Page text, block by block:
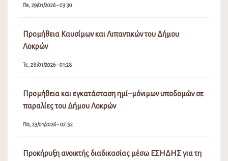
Πε, 29/01/2026 - 03:30
Προμήθεια Καυσίμων και Λιπαντικών του Δήμου
Λοκρών
Τε, 28/01/2026 - 01:28
Προμήθεια και εγκατάσταση ημί–μόνιμων υποδομών σε
παραλίες του Δήμου Λοκρών
Πα, 23/01/2026 - 02:52
Προκήρυξη ανοικτής διαδικασίας μέσω ΕΣΗΔΗΣ για τη